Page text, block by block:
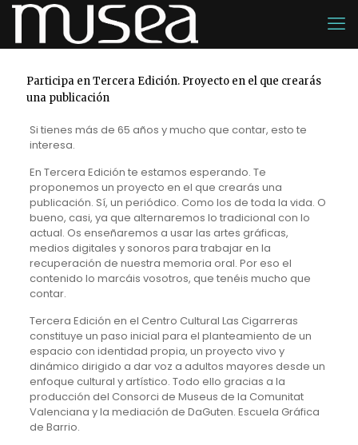
Participa en Tercera Edición. Proyecto en el que crearás
una publicación
Si tienes más de 65 años y mucho que contar, esto te
interesa.
En Tercera Edición te estamos esperando. Te
proponemos un proyecto en el que crearás una
publicación. Sí, un periódico. Como los de toda la vida. O
bueno, casi, ya que alternaremos lo tradicional con lo
actual. Os enseñaremos a usar las artes gráficas,
medios digitales y sonoros para trabajar en la
recuperación de nuestra memoria oral. Por eso el
contenido lo marcáis vosotros, que tenéis mucho que
contar.
Tercera Edición en el Centro Cultural Las Cigarreras
constituye un paso inicial para el planteamiento de un
espacio con identidad propia, un proyecto vivo y
dinámico dirigido a dar voz a adultos mayores desde un
enfoque cultural y artístico. Todo ello gracias a la
producción del Consorci de Museus de la Comunitat
Valenciana y la mediación de DaGuten. Escuela Gráfica
de Barrio.